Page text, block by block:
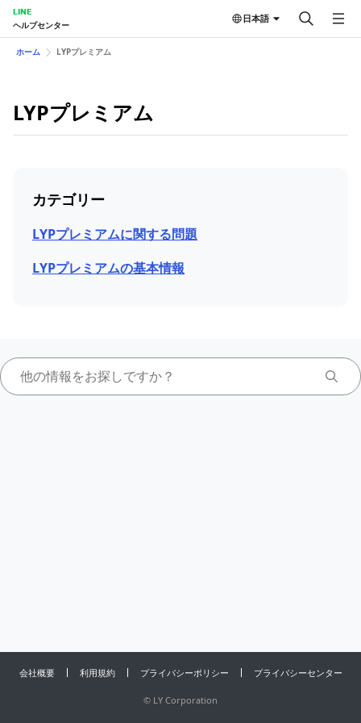
LINE
ヘルプセンター
日本語
ホーム LYPプレミアム
LYPプレミアム
カテゴリー
LYPプレミアムに関する問題
LYPプレミアムの基本情報
会社概要 利用規約 プライバシーポリシー プライバシーセンター
© LY Corporation